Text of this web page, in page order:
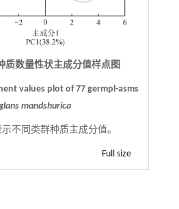
质数量性状主成分值样点图
values plot of 77 germpl-asms
mandshurica
不同类群种质主成分值。
Full size